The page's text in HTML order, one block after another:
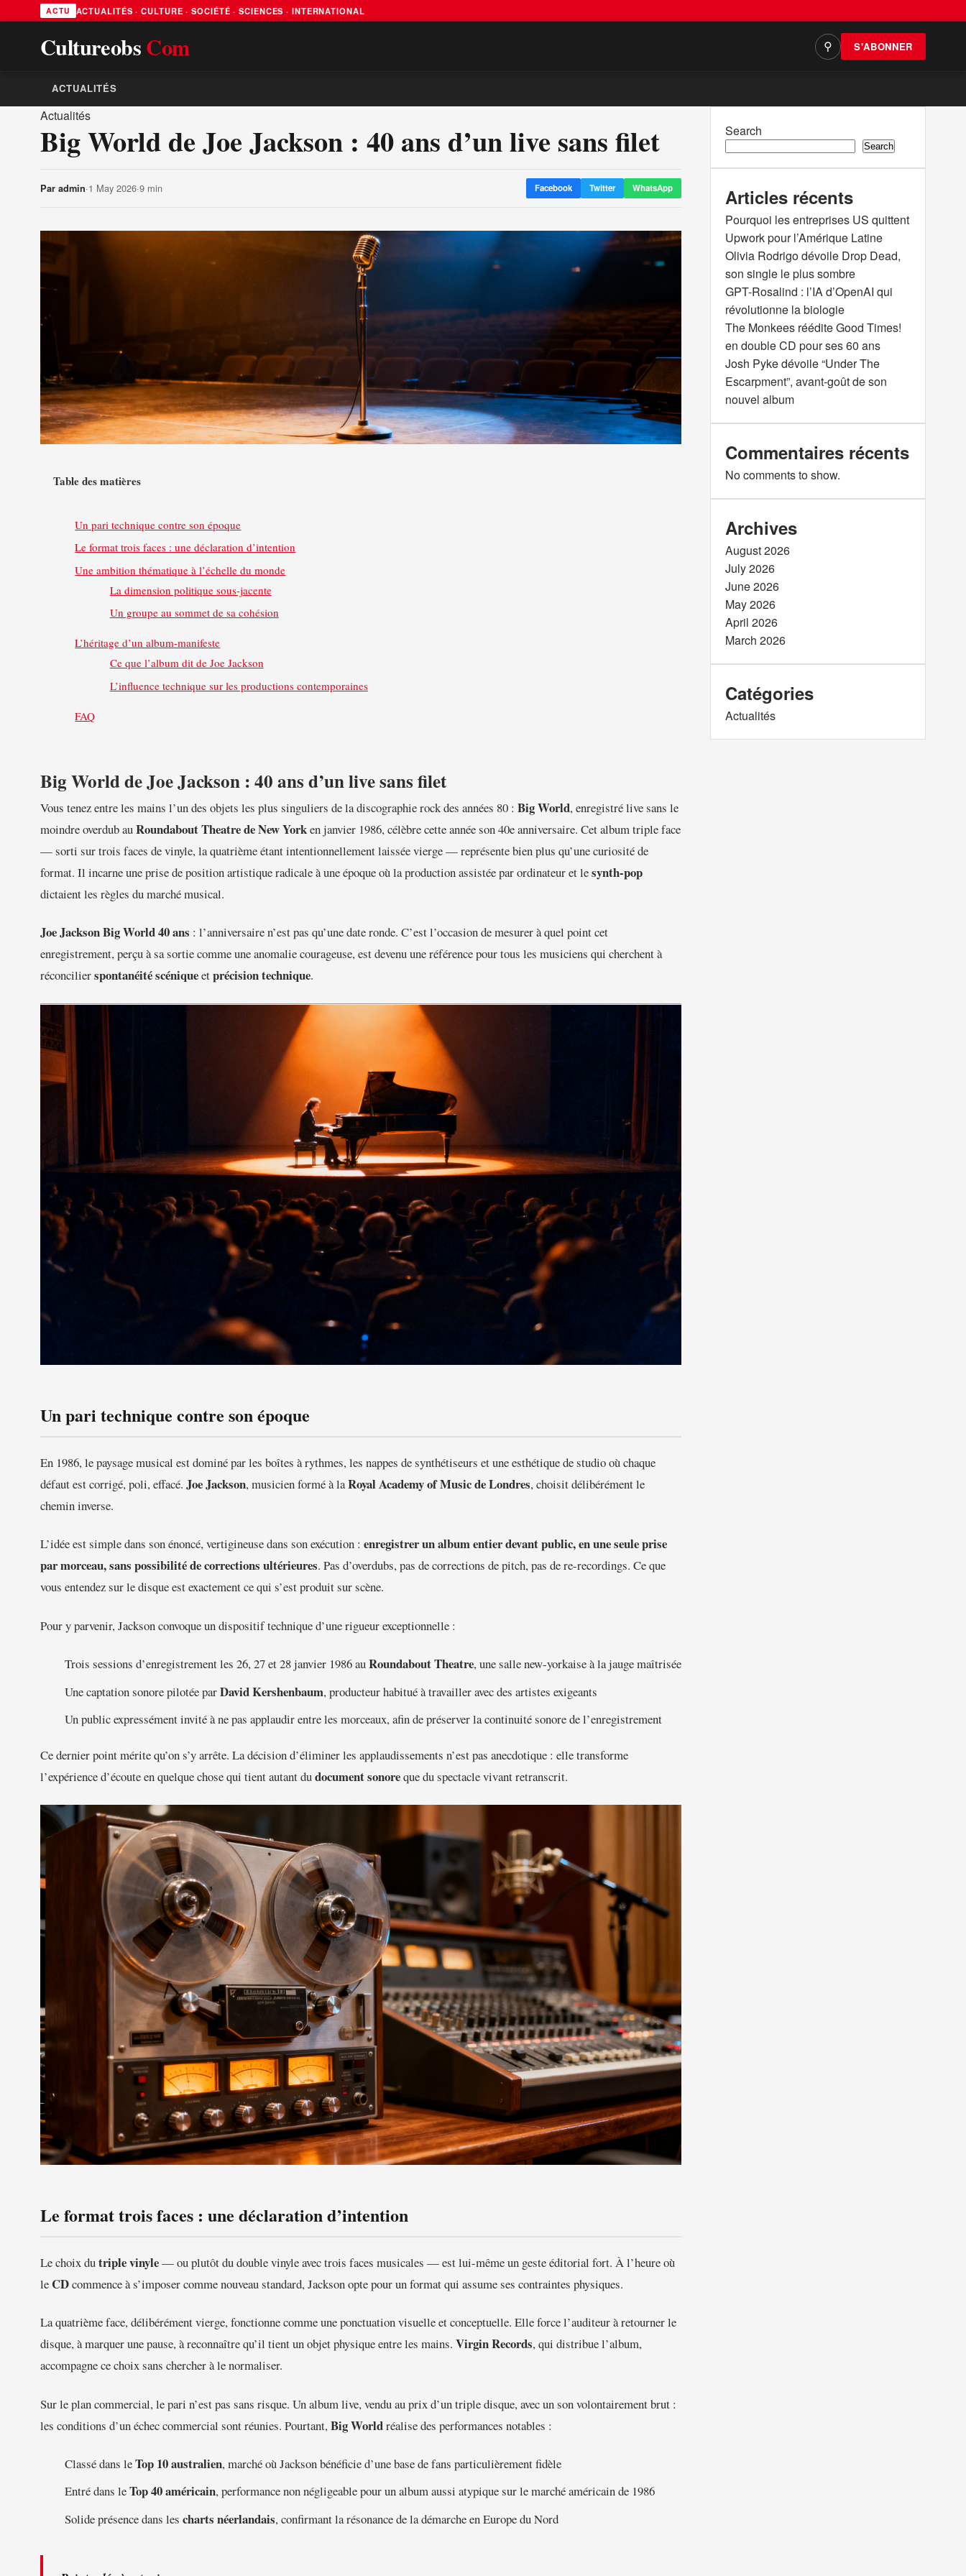
ACTU ACTUALITÉS · CULTURE · SOCIÉTÉ · SCIENCES · INTERNATIONAL
CultureobsCom ⚲ S'ABONNER
ACTUALITÉS
Actualités
Big World de Joe Jackson : 40 ans d’un live sans filet
Par admin·1 May 2026·9 min Facebook Twitter WhatsApp
Table des matières
Un pari technique contre son époque
Le format trois faces : une déclaration d’intention
Une ambition thématique à l’échelle du monde
La dimension politique sous-jacente
Un groupe au sommet de sa cohésion
L’héritage d’un album-manifeste
Ce que l’album dit de Joe Jackson
L’influence technique sur les productions contemporaines
FAQ
Big World de Joe Jackson : 40 ans d’un live sans filet
Vous tenez entre les mains l’un des objets les plus singuliers de la discographie rock des années 80 : Big World, enregistré live sans le
moindre overdub auRoundabout Theatre de New Yorken janvier 1986, célèbre cette année son 40e anniversaire. Cet album triple face
— sorti sur trois faces de vinyle, la quatrième étant intentionnellement laissée vierge — représente bien plus qu’une curiosité de
format. Il incarne une prise de position artistique radicale à une époque où la production assistée par ordinateur et lesynth-pop
dictaient les règles du marché musical.
Joe Jackson Big World 40 ans : l’anniversaire n’est pas qu’une date ronde. C’est l’occasion de mesurer à quel point cet
enregistrement, perçu à sa sortie comme une anomalie courageuse, est devenu une référence pour tous les musiciens qui cherchent à
réconcilierspontanéité scéniqueetprécision technique.
Un pari technique contre son époque
En 1986, le paysage musical est dominé par les boîtes à rythmes, les nappes de synthétiseurs et une esthétique de studio où chaque
défaut est corrigé, poli, effacé. Joe Jackson, musicien formé à laRoyal Academy of Music de Londres, choisit délibérément le
chemin inverse.
L’idée est simple dans son énoncé, vertigineuse dans son exécution : enregistrer un album entier devant public, en une seule prise
par morceau, sans possibilité de corrections ultérieures. Pas d’overdubs, pas de corrections de pitch, pas de re-recordings. Ce que
vous entendez sur le disque est exactement ce qui s’est produit sur scène.
Pour y parvenir, Jackson convoque un dispositif technique d’une rigueur exceptionnelle :
Trois sessions d’enregistrement les 26, 27 et 28 janvier 1986 auRoundabout Theatre, une salle new-yorkaise à la jauge maîtrisée
Une captation sonore pilotée parDavid Kershenbaum, producteur habitué à travailler avec des artistes exigeants
Un public expressément invité à ne pas applaudir entre les morceaux, afin de préserver la continuité sonore de l’enregistrement
Ce dernier point mérite qu’on s’y arrête. La décision d’éliminer les applaudissements n’est pas anecdotique : elle transforme
l’expérience d’écoute en quelque chose qui tient autant dudocument sonoreque du spectacle vivant retranscrit.
Le format trois faces : une déclaration d’intention
Le choix dutriple vinyle— ou plutôt du double vinyle avec trois faces musicales — est lui-même un geste éditorial fort. À l’heure où
le CDcommence à s’imposer comme nouveau standard, Jackson opte pour un format qui assume ses contraintes physiques.
La quatrième face, délibérément vierge, fonctionne comme une ponctuation visuelle et conceptuelle. Elle force l’auditeur à retourner le
disque, à marquer une pause, à reconnaître qu’il tient un objet physique entre les mains. Virgin Records, qui distribue l’album,
accompagne ce choix sans chercher à le normaliser.
Sur le plan commercial, le pari n’est pas sans risque. Un album live, vendu au prix d’un triple disque, avec un son volontairement brut :
les conditions d’un échec commercial sont réunies. Pourtant, Big Worldréalise des performances notables :
Classé dans leTop 10 australien, marché où Jackson bénéficie d’une base de fans particulièrement fidèle
Entré dans leTop 40 américain, performance non négligeable pour un album aussi atypique sur le marché américain de 1986
Solide présence dans les charts néerlandais, confirmant la résonance de la démarche en Europe du Nord
Search
Search
Articles récents
Pourquoi les entreprises US quittent
Upwork pour l’Amérique Latine
Olivia Rodrigo dévoile Drop Dead,
son single le plus sombre
GPT-Rosalind : l’IA d’OpenAI qui
révolutionne la biologie
The Monkees réédite Good Times!
en double CD pour ses 60 ans
Josh Pyke dévoile “Under The
Escarpment”, avant-goût de son
nouvel album
Commentaires récents
No comments to show.
Archives
August 2026
July 2026
June 2026
May 2026
April 2026
March 2026
Catégories
Actualités